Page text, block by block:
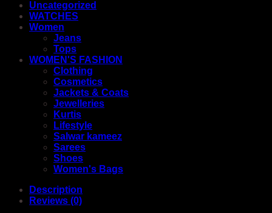
Uncategorized
WATCHES
Women
Jeans
Tops
WOMEN'S FASHION
Clothing
Cosmetics
Jackets & Coats
Jewelleries
Kurtis
Lifestyle
Salwar kameez
Sarees
Shoes
Women's Bags
Description
Reviews (0)